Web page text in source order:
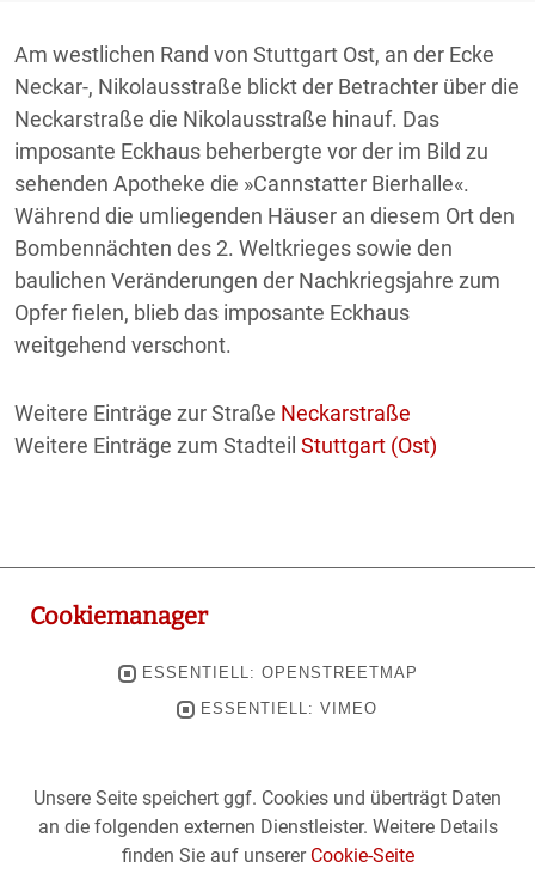
Am westlichen Rand von Stuttgart Ost, an der Ecke
Neckar-, Nikolausstraße blickt der Betrachter über die
Neckarstraße die Nikolausstraße hinauf. Das
imposante Eckhaus beherbergte vor der im Bild zu
sehenden Apotheke die »Cannstatter Bierhalle«.
Während die umliegenden Häuser an diesem Ort den
Bombennächten des 2. Weltkrieges sowie den
baulichen Veränderungen der Nachkriegsjahre zum
Opfer fielen, blieb das imposante Eckhaus
weitgehend verschont.
Weitere Einträge zur Straße Neckarstraße
Weitere Einträge zum Stadteil Stuttgart (Ost)
Cookiemanager
ESSENTIELL: OPENSTREETMAP
ESSENTIELL: VIMEO
Unsere Seite speichert ggf. Cookies und überträgt Daten
an die folgenden externen Dienstleister. Weitere Details
finden Sie auf unserer Cookie-Seite